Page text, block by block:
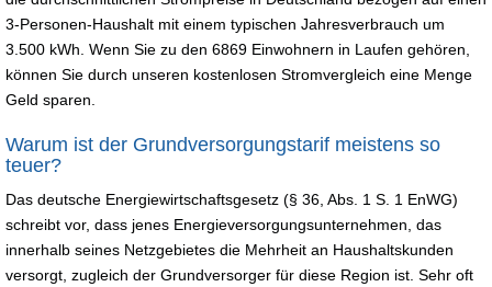
3-Personen-Haushalt mit einem typischen Jahresverbrauch um
3.500 kWh. Wenn Sie zu den 6869 Einwohnern in Laufen gehören,
können Sie durch unseren kostenlosen Stromvergleich eine Menge
Geld sparen.
Warum ist der Grundversorgungstarif meistens so
teuer?
Das deutsche Energiewirtschaftsgesetz (§ 36, Abs. 1 S. 1 EnWG)
schreibt vor, dass jenes Energieversorgungsunternehmen, das
innerhalb seines Netzgebietes die Mehrheit an Haushaltskunden
versorgt, zugleich der Grundversorger für diese Region ist. Sehr oft